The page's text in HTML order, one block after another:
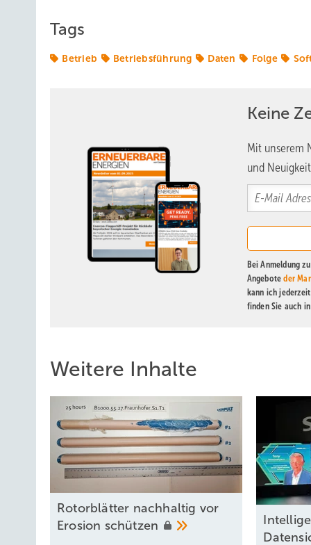
Tags
Betrieb Betriebsführung Daten Folge
Keine
Mit unserem
und
Bei Anmeldung
Angeboteder
kann ich
finden Sie auch
Weitere Inhalte
Rotorblätter nachhaltig vor
Erosion schützen
Intel